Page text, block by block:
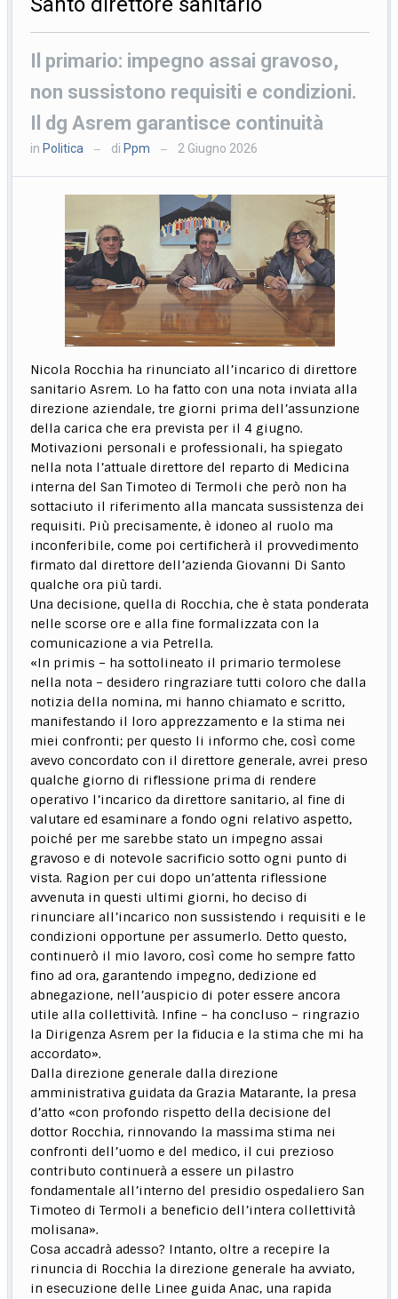
Il primario: impegno assai gravoso,
non sussistono requisiti e condizioni.
Il dg Asrem garantisce continuità
in Politica — di Ppm — 2 Giugno 2026
Nicola Rocchia ha rinunciato all’incarico di direttore
sanitario Asrem. Lo ha fatto con una nota inviata alla
direzione aziendale, tre giorni prima dell’assunzione
della carica che era prevista per il 4 giugno.
Motivazioni personali e professionali, ha spiegato
nella nota l’attuale direttore del reparto di Medicina
interna del San Timoteo di Termoli che però non ha
sottaciuto il riferimento alla mancata sussistenza dei
requisiti. Più precisamente, è idoneo al ruolo ma
inconferibile, come poi certificherà il provvedimento
firmato dal direttore dell’azienda Giovanni Di Santo
qualche ora più tardi.
Una decisione, quella di Rocchia, che è stata ponderata
nelle scorse ore e alla fine formalizzata con la
comunicazione a via Petrella.
«In primis – ha sottolineato il primario termolese
nella nota – desidero ringraziare tutti coloro che dalla
notizia della nomina, mi hanno chiamato e scritto,
manifestando il loro apprezzamento e la stima nei
miei confronti; per questo li informo che, così come
avevo concordato con il direttore generale, avrei preso
qualche giorno di riflessione prima di rendere
operativo l’incarico da direttore sanitario, al fine di
valutare ed esaminare a fondo ogni relativo aspetto,
poiché per me sarebbe stato un impegno assai
gravoso e di notevole sacrificio sotto ogni punto di
vista. Ragion per cui dopo un’attenta riflessione
avvenuta in questi ultimi giorni, ho deciso di
rinunciare all’incarico non sussistendo i requisiti e le
condizioni opportune per assumerlo. Detto questo,
continuerò il mio lavoro, così come ho sempre fatto
fino ad ora, garantendo impegno, dedizione ed
abnegazione, nell’auspicio di poter essere ancora
utile alla collettività. Infine – ha concluso – ringrazio
la Dirigenza Asrem per la fiducia e la stima che mi ha
accordato».
Dalla direzione generale dalla direzione
amministrativa guidata da Grazia Matarante, la presa
d’atto «con profondo rispetto della decisione del
dottor Rocchia, rinnovando la massima stima nei
confronti dell’uomo e del medico, il cui prezioso
contributo continuerà a essere un pilastro
fondamentale all’interno del presidio ospedaliero San
Timoteo di Termoli a beneficio dell’intera collettività
molisana».
Cosa accadrà adesso? Intanto, oltre a recepire la
rinuncia di Rocchia la direzione generale ha avviato,
in esecuzione delle Linee guida Anac, una rapida